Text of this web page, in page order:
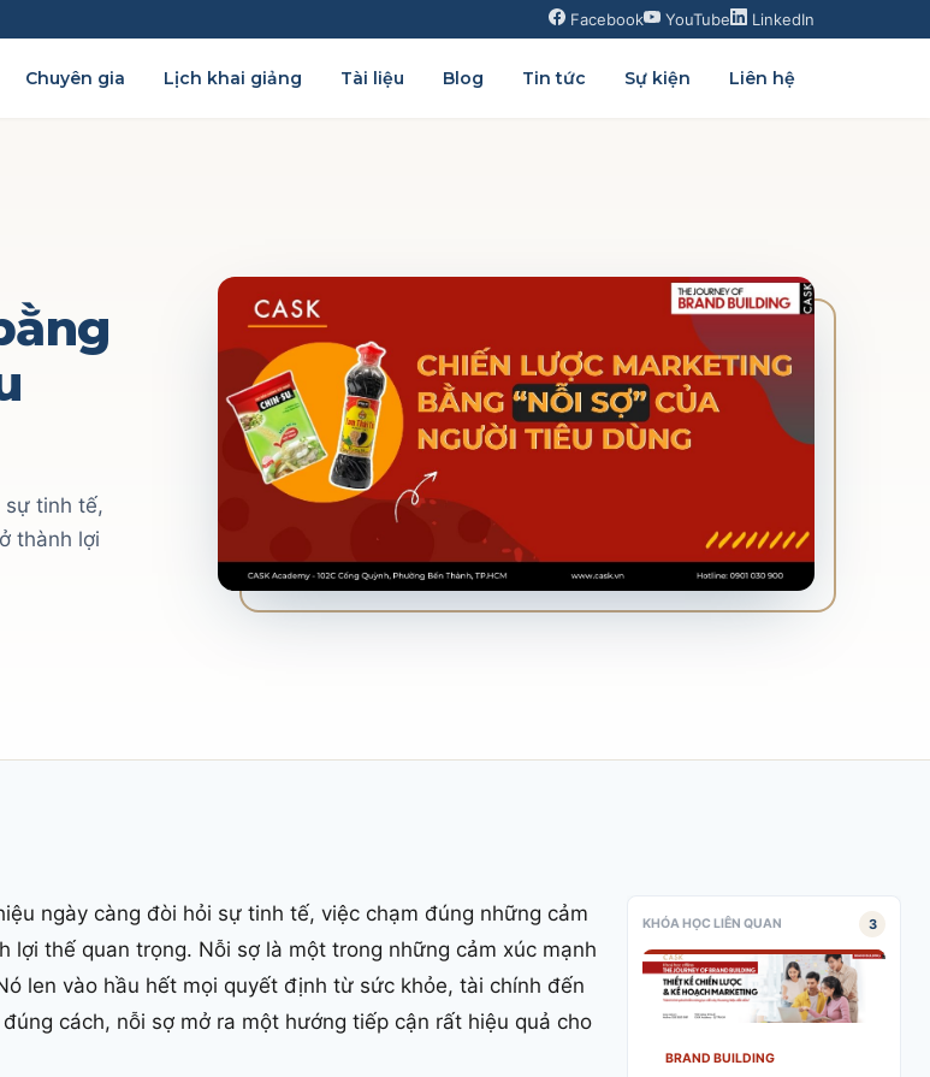
Facebook YouTube LinkedIn
Chuyên gia Lịch khai giảng Tài liệu Blog Tin tức Sự kiện Liên hệ
sự tinh tế,
thành lợi
KHÓA HỌC LIÊN QUAN 3
BRAND BUILDING
ngày càng đòi hỏi sự tinh tế, việc chạm đúng những cảm
lợi thế quan trọng. Nỗi sợ là một trong những cảm xúc mạnh
len vào hầu hết mọi quyết định từ sức khỏe, tài chính đến
cách, nỗi sợ mở ra một hướng tiếp cận rất hiệu quả cho